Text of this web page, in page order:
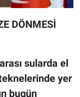
DÖNMESİ
sularda el
yer
bugün